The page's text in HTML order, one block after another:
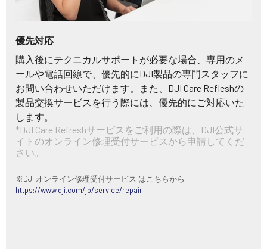
優先対応
購入後にテクニカルサポートが必要な場合、専用のメ
ールや電話回線で、優先的にDJI製品の専門スタッフに
お問い合わせいただけます。また、DJI Care Refleshの
製品交換サービスを行う際には、優先的にご対応いた
します。
*DJI Care Refreshサービスをご利用の際は、DJI公式サ
イトのオンライン修理受付サービスから申請してくだ
さい。
※DJI オンライン修理受付サービス はこちらから
https://www.dji.com/jp/service/repair